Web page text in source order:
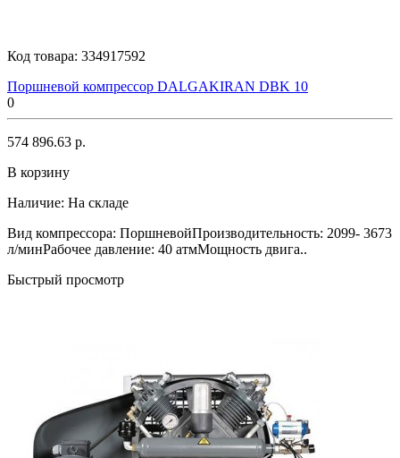
Код товара: 334917592
Поршневой компрессор DALGAKIRAN DBK 10
0
574 896.63 р.
В корзину
Наличие: На складе
Вид компрессора: ПоршневойПроизводительность: 2099- 3673
л/минРабочее давление: 40 атмМощность двига..
Быстрый просмотр